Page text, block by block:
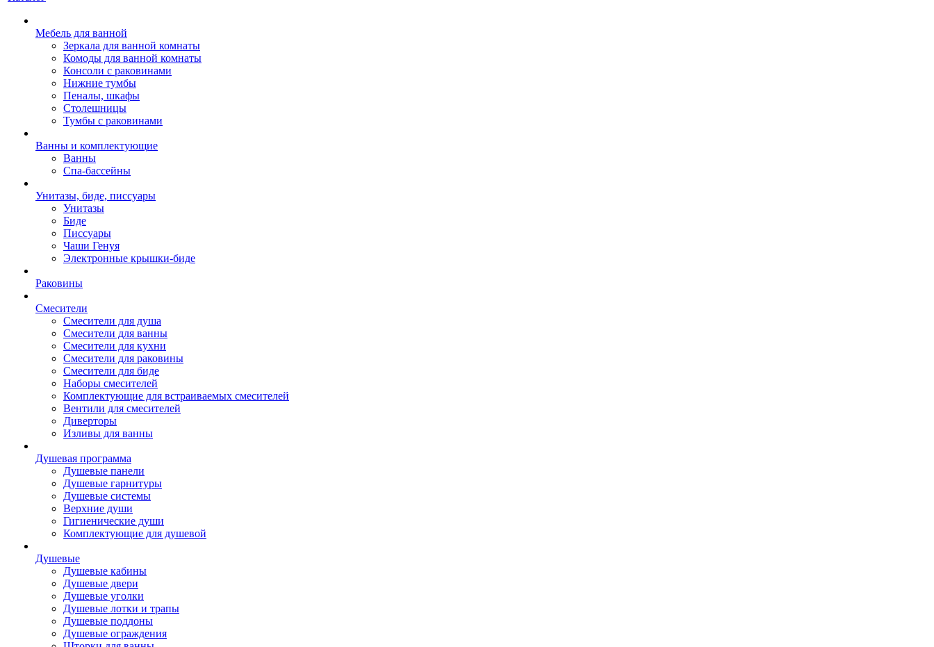
Мебель для ванной
Зеркала для ванной комнаты
Комоды для ванной комнаты
Консоли с раковинами
Нижние тумбы
Пеналы, шкафы
Столешницы
Тумбы с раковинами
Ванны и комплектующие
Ванны
Спа-бассейны
Унитазы, биде, писсуары
Унитазы
Биде
Писсуары
Чаши Генуя
Электронные крышки-биде
Раковины
Смесители
Смесители для душа
Смесители для ванны
Смесители для кухни
Смесители для раковины
Смесители для биде
Наборы смесителей
Комплектующие для встраиваемых смесителей
Вентили для смесителей
Диверторы
Изливы для ванны
Душевая программа
Душевые панели
Душевые гарнитуры
Душевые системы
Верхние души
Гигиенические души
Комплектующие для душевой
Душевые
Душевые кабины
Душевые двери
Душевые уголки
Душевые лотки и трапы
Душевые поддоны
Душевые ограждения